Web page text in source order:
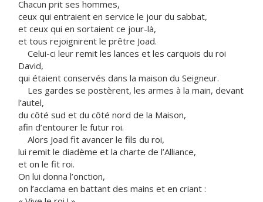
Chacun prit ses hommes,
ceux qui entraient en service le jour du sabbat,
et ceux qui en sortaient ce jour-là,
et tous rejoignirent le prêtre Joad.
Celui-ci leur remit les lances et les carquois du roi
David,
qui étaient conservés dans la maison du Seigneur.
Les gardes se postèrent, les armes à la main, devant
l’autel,
du côté sud et du côté nord de la Maison,
afin d’entourer le futur roi.
Alors Joad fit avancer le fils du roi,
lui remit le diadème et la charte de l’Alliance,
et on le fit roi.
On lui donna l’onction,
on l’acclama en battant des mains et en criant :